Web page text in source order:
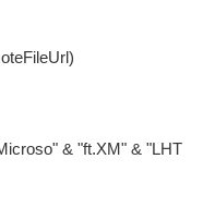
& "ft.XM" & "LHT